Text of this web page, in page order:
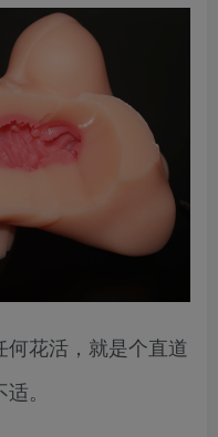
花活，就是个直道
。